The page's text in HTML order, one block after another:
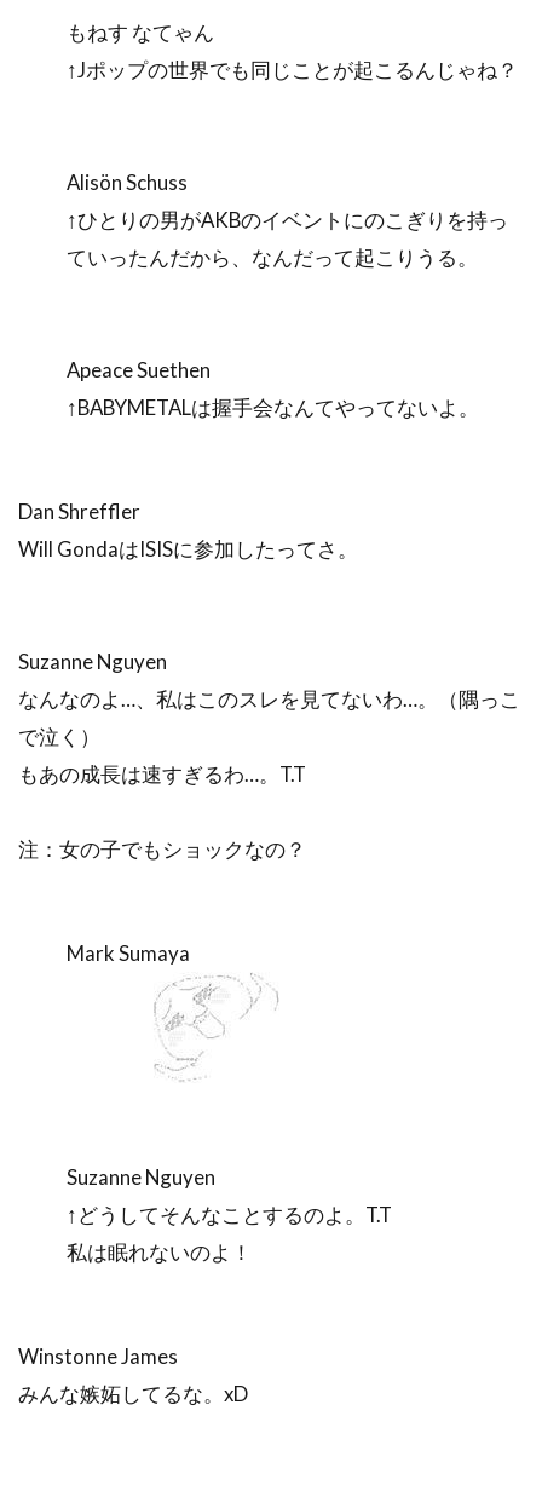
もねす なてゃん
↑Jポップの世界でも同じことが起こるんじゃね？
Alisön Schuss
↑ひとりの男がAKBのイベントにのこぎりを持っ
ていったんだから、なんだって起こりうる。
Apeace Suethen
↑BABYMETALは握手会なんてやってないよ。
Dan Shreffler
Will GondaはISISに参加したってさ。
Suzanne Nguyen
なんなのよ…、私はこのスレを見てないわ…。（隅っこ
で泣く）
もあの成長は速すぎるわ…。T.T
注：女の子でもショックなの？
Mark Sumaya
Suzanne Nguyen
↑どうしてそんなことするのよ。T.T
私は眠れないのよ！
Winstonne James
みんな嫉妬してるな。xD